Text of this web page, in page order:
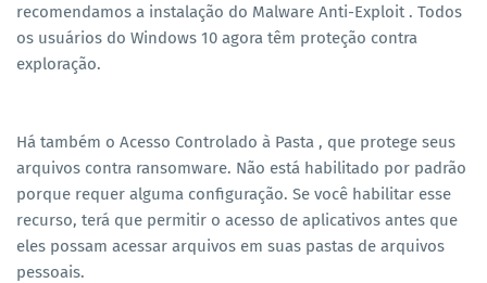
recomendamos a instalação do Malware Anti-Exploit . Todos
os usuários do Windows 10 agora têm proteção contra
exploração.
Há também o Acesso Controlado à Pasta , que protege seus
arquivos contra ransomware. Não está habilitado por padrão
porque requer alguma configuração. Se você habilitar esse
recurso, terá que permitir o acesso de aplicativos antes que
eles possam acessar arquivos em suas pastas de arquivos
pessoais.